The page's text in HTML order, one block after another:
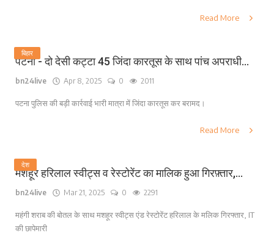
Read More
बिहार
पटना - दो देसी कट्टा 45 जिंदा कारतूस के साथ पांच अपराधी...
bn24live Apr 8, 2025 0 2011
पटना पुलिस की बड़ी कार्रवाई भारी मात्रा में जिंदा कारतूस कर बरामद।
Read More
देश
मशहूर हरिलाल स्वीट्स व रेस्टोरेंट का मालिक हुआ गिरफ़्तार,...
bn24live Mar 21, 2025 0 2291
महंगी शराब की बोतल के साथ मशहूर स्वीट्स एंड रेस्टोरेंट हरिलाल के मलिक गिरफ्तार, IT
की छापेमारी